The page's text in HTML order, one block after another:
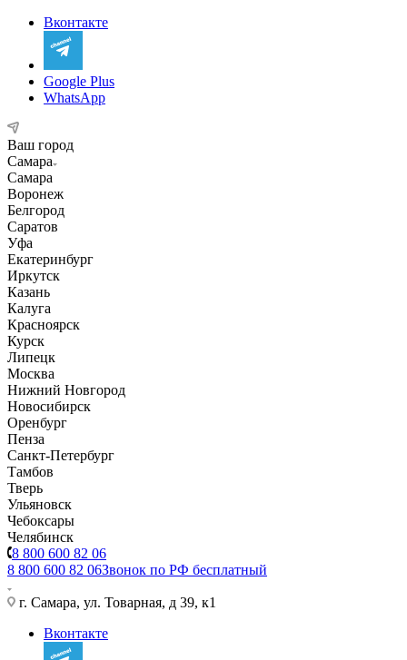
Вконтакте
Google Plus
WhatsApp
Ваш город
Самара
Самара
Воронеж
Белгород
Саратов
Уфа
Екатеринбург
Иркутск
Казань
Калуга
Красноярск
Курск
Липецк
Москва
Нижний Новгород
Новосибирск
Оренбург
Пенза
Санкт-Петербург
Тамбов
Тверь
Ульяновск
Чебоксары
Челябинск
8 800 600 82 06
8 800 600 82 06Звонок по РФ бесплатный
г. Самара, ул. Товарная, д 39, к1
Вконтакте